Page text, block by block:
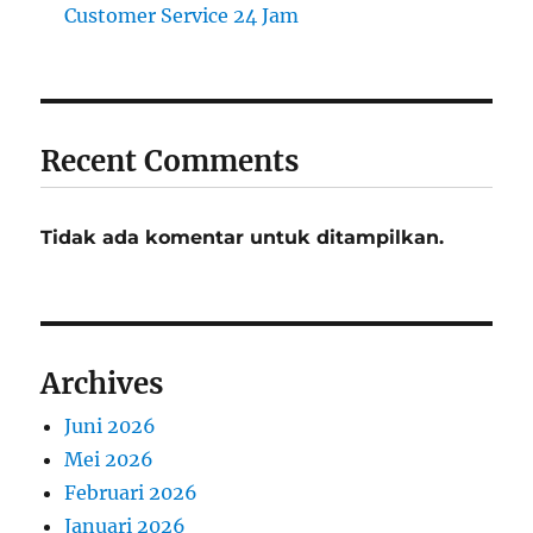
Customer Service 24 Jam
Recent Comments
Tidak ada komentar untuk ditampilkan.
Archives
Juni 2026
Mei 2026
Februari 2026
Januari 2026